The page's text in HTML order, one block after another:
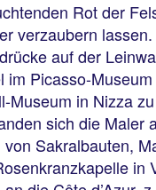
Rot der
verzaubern
auf der
im Picasso-
Museum in Nizza
sich die Maler
Sakralbauten,
in